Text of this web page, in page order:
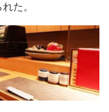
た。